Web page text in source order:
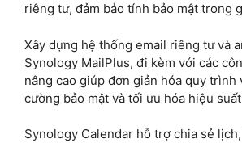
riêng tư, đảm bảo tính bảo mật trong
Xây dựng hệ thống email riêng tư và
Synology MailPlus, đi kèm với các
nâng cao giúp đơn giản hóa quy trình
cường bảo mật và tối ưu hóa hiệu
Synology Calendar hỗ trợ chia sẻ